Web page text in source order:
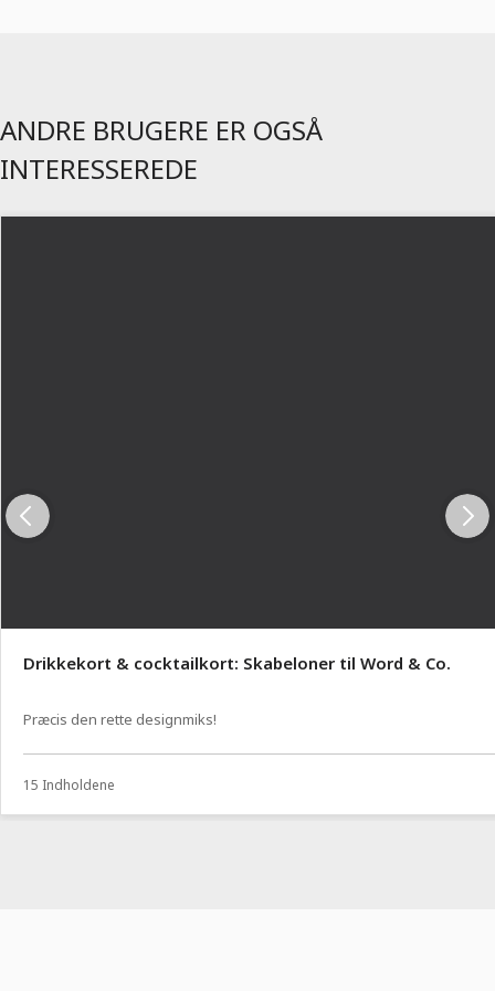
ANDRE BRUGERE ER OGSÅ
INTERESSEREDE
Drikkekort & cocktailkort: Skabeloner til Word & Co.
Præcis den rette designmiks!
15 Indholdene